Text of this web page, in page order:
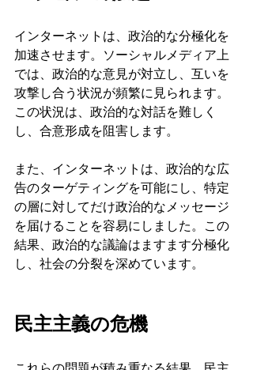
インターネットは、政治的な分極化を
加速させます。ソーシャルメディア上
では、政治的な意見が対立し、互いを
攻撃し合う状況が頻繁に見られます。
この状況は、政治的な対話を難しく
し、合意形成を阻害します。
また、インターネットは、政治的な広
告のターゲティングを可能にし、特定
の層に対してだけ政治的なメッセージ
を届けることを容易にしました。この
結果、政治的な議論はますます分極化
し、社会の分裂を深めています。
民主主義の危機